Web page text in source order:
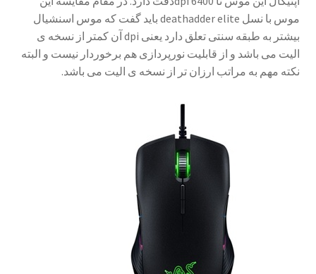
موس با نسل deathadder eliteباید گفت که موس اسنشیال
بیشتر به طبقه سنتی تعلق دارد یعنی dpiآن کمتر از نسخه ی
الیت می باشد و از قابلیت نورپردازی هم برخوردار نیست و البته
نکته مهم به مراتب ارزان تر از نسخه ی الیت می باشد.